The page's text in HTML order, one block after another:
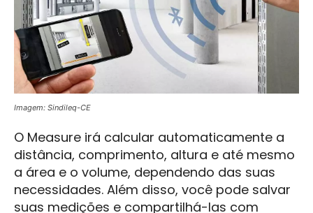
Imagem: Sindileq-CE
O Measure irá calcular automaticamente a
distância, comprimento, altura e até mesmo
a área e o volume, dependendo das suas
necessidades. Além disso, você pode salvar
suas medições e compartilhá-las com